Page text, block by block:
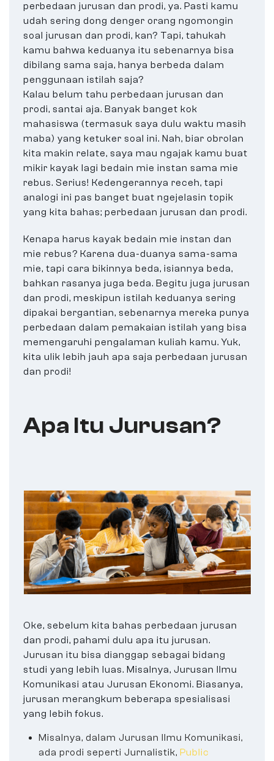
perbedaan jurusan dan prodi, ya. Pasti kamu
udah sering dong denger orang ngomongin
soal jurusan dan prodi, kan? Tapi, tahukah
kamu bahwa keduanya itu sebenarnya bisa
dibilang sama saja, hanya berbeda dalam
penggunaan istilah saja?
Kalau belum tahu perbedaan jurusan dan
prodi, santai aja. Banyak banget kok
mahasiswa (termasuk saya dulu waktu masih
maba) yang ketuker soal ini. Nah, biar obrolan
kita makin relate, saya mau ngajak kamu buat
mikir kayak lagi bedain mie instan sama mie
rebus. Serius! Kedengerannya receh, tapi
analogi ini pas banget buat ngejelasin topik
yang kita bahas; perbedaan jurusan dan prodi.
Kenapa harus kayak bedain mie instan dan
mie rebus? Karena dua-duanya sama-sama
mie, tapi cara bikinnya beda, isiannya beda,
bahkan rasanya juga beda. Begitu juga jurusan
dan prodi, meskipun istilah keduanya sering
dipakai bergantian, sebenarnya mereka punya
perbedaan dalam pemakaian istilah yang bisa
memengaruhi pengalaman kuliah kamu. Yuk,
kita ulik lebih jauh apa saja perbedaan jurusan
dan prodi!
Apa Itu Jurusan?
Oke, sebelum kita bahas perbedaan jurusan
dan prodi, pahami dulu apa itu jurusan.
Jurusan itu bisa dianggap sebagai bidang
studi yang lebih luas. Misalnya, Jurusan Ilmu
Komunikasi atau Jurusan Ekonomi. Biasanya,
jurusan merangkum beberapa spesialisasi
yang lebih fokus.
Misalnya, dalam Jurusan Ilmu Komunikasi,
ada prodi seperti Jurnalistik, Public